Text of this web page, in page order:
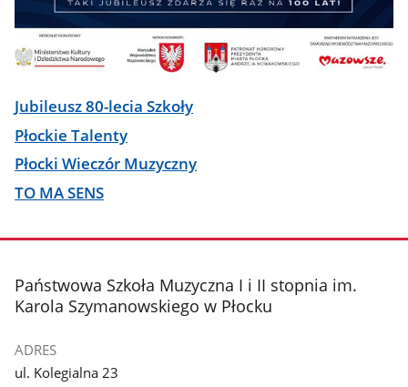
Jubileusz 80-lecia Szkoły
Płockie Talenty
Płocki Wieczór Muzyczny
TO MA SENS
stopka
Państwowa Szkoła Muzyczna I i II stopnia im.
Karola Szymanowskiego w Płocku
ADRES
ul. Kolegialna 23